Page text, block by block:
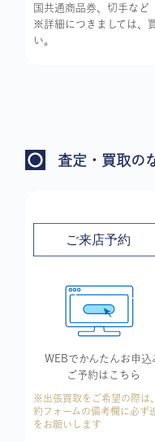
国共通商品券、切手など
※詳細につきましては、
い。
査定・買取の
WEBでかんたんお申込
ご予約はこちら
※出張買取をご希望の際は
約フォームの備考欄に必ず
をお願いします